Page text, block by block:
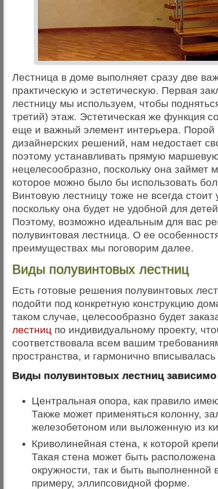
Лестница в доме выполняет сразу две
практическую и эстетическую. Первая
лестницу мы используем, чтобы
третий) этаж. Эстетическая же функция
еще и важный элемент интерьера. Порой
дизайнерских решений, нам недостает
поэтому устанавливать прямую
нецелесообразно, поскольку она займет
которое можно было бы использовать
Винтовую лестницу тоже не всегда стоит
поскольку она будет не удобной для
Поэтому, возможно идеальным для вас
полувинтовая лестница. О ее
преимуществах мы поговорим далее.
Виды полувинтовых лестниц
Есть готовые решения полувинтовых
подойти под конкретную конструкцию
таком случае, целесообразно будет
лестниц по индивидуальному проекту,
соответствовала всем вашим
пространства, и гармонично
Виды полувинтовых лестниц зависимо
Центральная опора, как правило
Также может применяться колонну,
железобетоном или выложенную из
Криволинейная стена, к которой
Такая стена может быть расположена
окружности, так и быть выполненной
примеру, эллипсовидной форме.